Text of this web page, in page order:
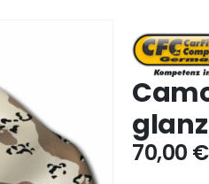
70,00 €